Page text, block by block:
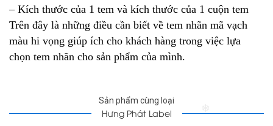
– Kích thước của 1 tem và kích thước của 1 cuộn tem
Trên đây là những điều cần biết về tem nhãn mã vạch
màu hi vọng giúp ích cho khách hàng trong việc lựa
chọn tem nhãn cho sản phẩm của mình.
Sản phẩm cùng loại
Hưng Phát Label ❄